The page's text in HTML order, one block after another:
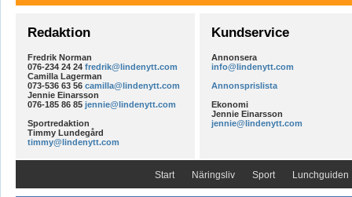
Redaktion
Fredrik Norman
076-234 24 24 fredrik@lindenytt.com
Camilla Lagerman
073-536 63 56 camilla@lindenytt.com
Jennie Einarsson
076-185 86 85 jennie@lindenytt.com
Sportredaktion
Timmy Lundegård
timmy@lindenytt.com
Kundservice
Annonsera
info@lindenytt.com
Annonsprislista
Ekonomi
Jennie Einarsson
jennie@lindenytt.com
Start Näringsliv Sport Lunchguiden